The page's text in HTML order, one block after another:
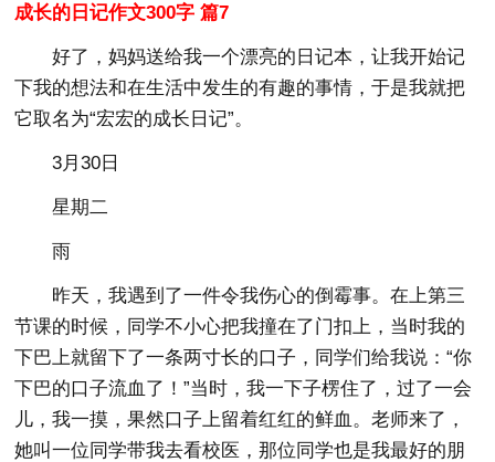
成长的日记作文300字 篇7
好了，妈妈送给我一个漂亮的日记本，让我开始记
下我的想法和在生活中发生的有趣的事情，于是我就把
它取名为“宏宏的成长日记”。
3月30日
星期二
雨
昨天，我遇到了一件令我伤心的倒霉事。在上第三
节课的时候，同学不小心把我撞在了门扣上，当时我的
下巴上就留下了一条两寸长的口子，同学们给我说：“你
下巴的口子流血了！”当时，我一下子楞住了，过了一会
儿，我一摸，果然口子上留着红红的鲜血。老师来了，
她叫一位同学带我去看校医，那位同学也是我最好的朋